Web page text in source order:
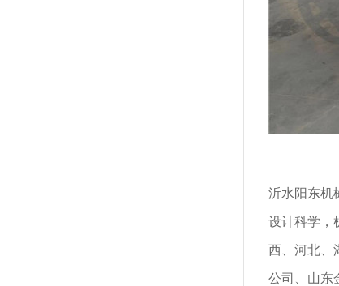
沂水阳东机
设计科学，
西、河北、
公司、山东